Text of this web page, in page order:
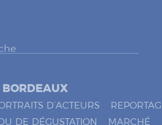
BORDEAUX
D’ACTEURS
DE DÉGUSTATION
MARCHÉ